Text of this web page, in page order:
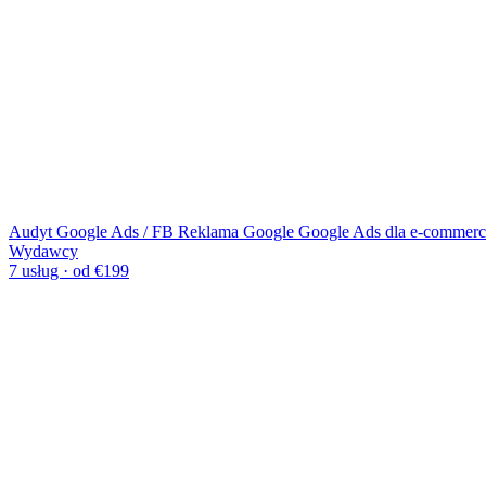
Audyt Google Ads / FB Reklama Google Google Ads dla e-
Wydawcy
7 usług · od €199